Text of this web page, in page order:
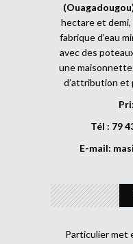
hectare et demi,
fabrique d’eau
avec des
une
d’attribution et
Tél : 79
E-mail:
Particulier met